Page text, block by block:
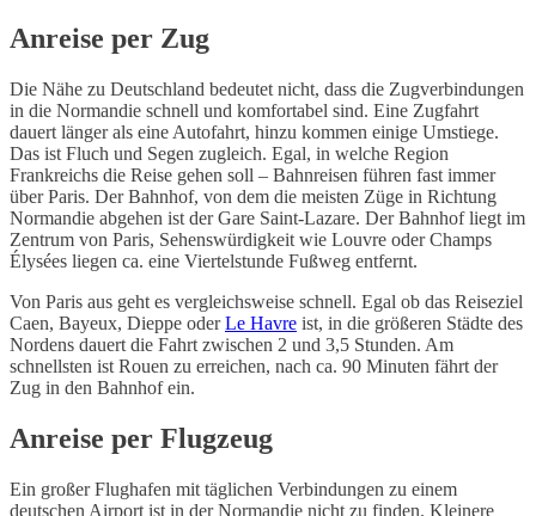
Anreise per Zug
Die Nähe zu Deutschland bedeutet nicht, dass die Zugverbindungen
in die Normandie schnell und komfortabel sind. Eine Zugfahrt
dauert länger als eine Autofahrt, hinzu kommen einige Umstiege.
Das ist Fluch und Segen zugleich. Egal, in welche Region
Frankreichs die Reise gehen soll – Bahnreisen führen fast immer
über Paris. Der Bahnhof, von dem die meisten Züge in Richtung
Normandie abgehen ist der Gare Saint-Lazare. Der Bahnhof liegt im
Zentrum von Paris, Sehenswürdigkeit wie Louvre oder Champs
Élysées liegen ca. eine Viertelstunde Fußweg entfernt.
Von Paris aus geht es vergleichsweise schnell. Egal ob das Reiseziel
Caen, Bayeux, Dieppe oderLe Havre ist, in die größeren Städte des
Nordens dauert die Fahrt zwischen 2 und 3,5 Stunden. Am
schnellsten ist Rouen zu erreichen, nach ca. 90 Minuten fährt der
Zug in den Bahnhof ein.
Anreise per Flugzeug
Ein großer Flughafen mit täglichen Verbindungen zu einem
deutschen Airport ist in der Normandie nicht zu finden. Kleinere